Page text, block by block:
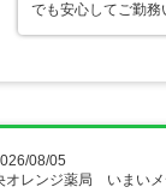
でも安心してご勤
08/05
オレンジ薬局 いまいメ